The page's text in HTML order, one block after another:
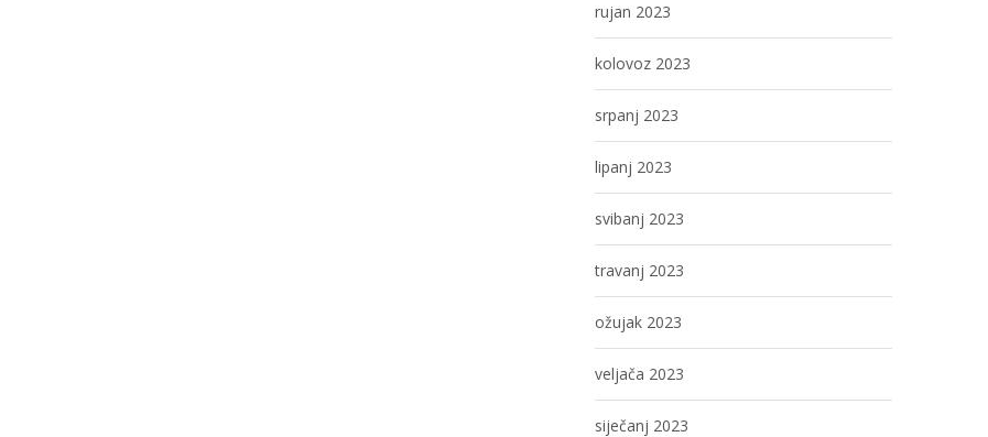
rujan 2023
kolovoz 2023
srpanj 2023
lipanj 2023
svibanj 2023
travanj 2023
ožujak 2023
veljača 2023
siječanj 2023